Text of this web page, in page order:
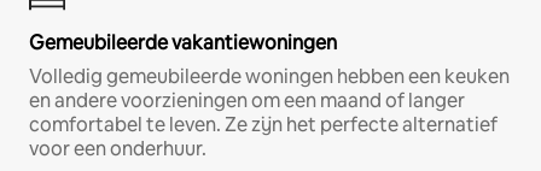
Gemeubileerde vakantiewoningen
Volledig gemeubileerde woningen hebben een keuken
en andere voorzieningen om een maand of langer
comfortabel te leven. Ze zijn het perfecte alternatief
voor een onderhuur.